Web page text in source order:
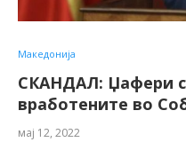
Македонија
СКАНДАЛ: Џафери
вработените во
мај 12, 2022